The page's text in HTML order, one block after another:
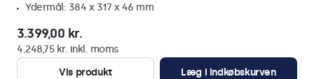
Ydermål: 384 x 317 x 46 mm
3.399,00 kr.
4.248,75 kr. inkl. moms
Vis produkt
Læg i indkøbskurven